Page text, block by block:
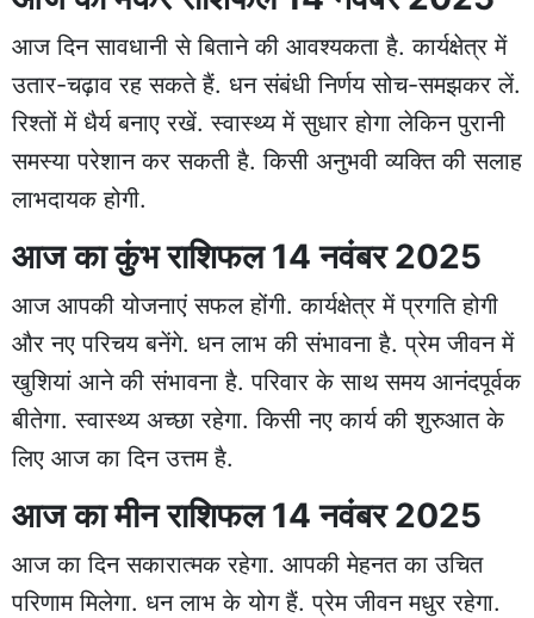
आज दिन सावधानी से बिताने की आवश्यकता है. कार्यक्षेत्र में
उतार-चढ़ाव रह सकते हैं. धन संबंधी निर्णय सोच-समझकर लें.
रिश्तों में धैर्य बनाए रखें. स्वास्थ्य में सुधार होगा लेकिन पुरानी
समस्या परेशान कर सकती है. किसी अनुभवी व्यक्ति की सलाह
लाभदायक होगी.
आज का कुंभ राशिफल 14 नवंबर 2025
आज आपकी योजनाएं सफल होंगी. कार्यक्षेत्र में प्रगति होगी
और नए परिचय बनेंगे. धन लाभ की संभावना है. प्रेम जीवन में
खुशियां आने की संभावना है. परिवार के साथ समय आनंदपूर्वक
बीतेगा. स्वास्थ्य अच्छा रहेगा. किसी नए कार्य की शुरुआत के
लिए आज का दिन उत्तम है.
आज का मीन राशिफल 14 नवंबर 2025
आज का दिन सकारात्मक रहेगा. आपकी मेहनत का उचित
परिणाम मिलेगा. धन लाभ के योग हैं. प्रेम जीवन मधुर रहेगा.